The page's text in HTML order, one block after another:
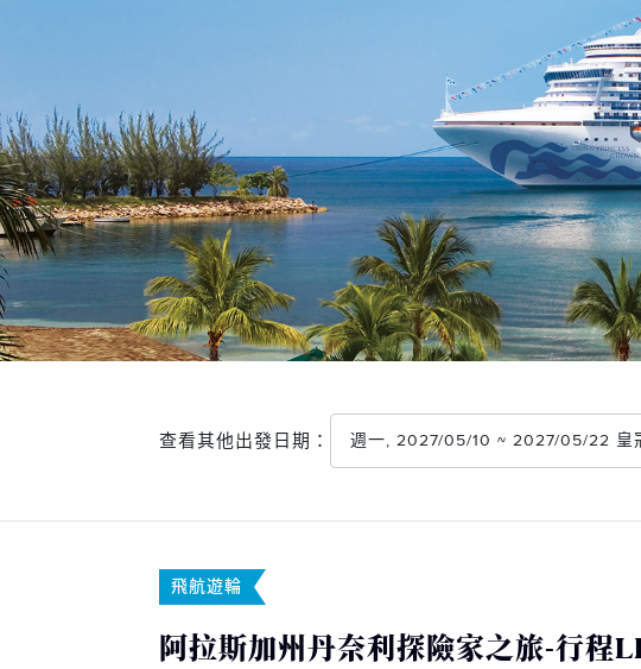
查看其他出發日期： 週一, 2027/05/10 ~ 2027/05/22 皇
飛航遊輪
阿拉斯加州丹奈利探險家之旅-行程